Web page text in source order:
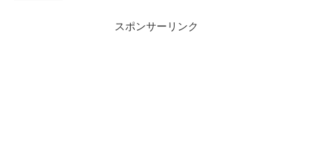
スポンサーリンク